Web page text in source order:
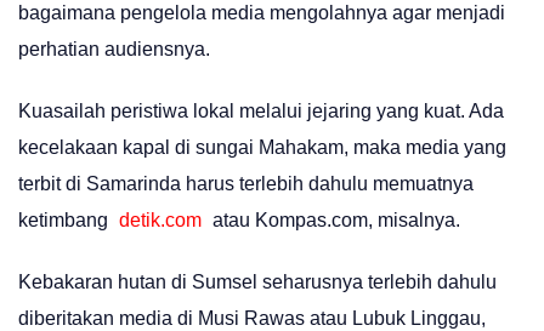
bagaimana pengelola media mengolahnya agar menjadi
perhatian audiensnya.
Kuasailah peristiwa lokal melalui jejaring yang kuat. Ada
kecelakaan kapal di sungai Mahakam, maka media yang
terbit di Samarinda harus terlebih dahulu memuatnya
ketimbang detik.com atau Kompas.com, misalnya.
Kebakaran hutan di Sumsel seharusnya terlebih dahulu
diberitakan media di Musi Rawas atau Lubuk Linggau,